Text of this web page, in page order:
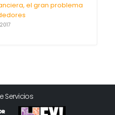
el gran problema
Servicios